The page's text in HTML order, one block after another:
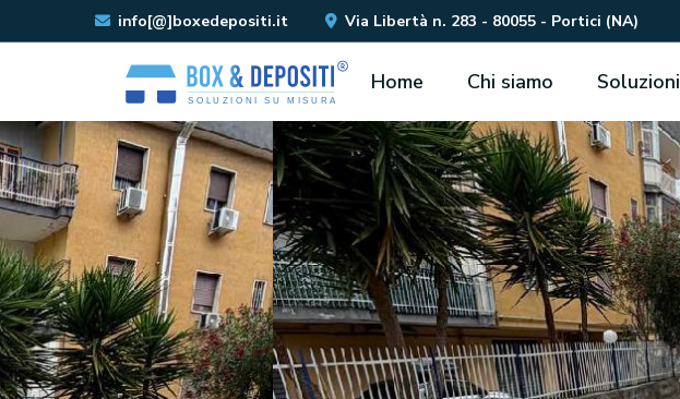
info[@]boxedepositi.it Via Libertà n. 283 - 80055 - Portici (NA)
Home Chi siamo Soluzioni